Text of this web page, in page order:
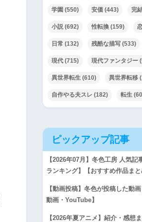
学園 (550) 安価 (443) 完
小説(692) 性転換 (159)
日常 (132) 残酷な描写 (533)
現代 (715) 現代ファンタジー
異世界転生 (610) 異世界転移
自作やる夫スレ (182) 転生
ピックアップ記事
【2026年07月】冬色工房 人気
ランキング】【おすすめ作品まと
【動画投稿】冬色が投稿した動
動画・YouTube】
【2026年夏アニメ】紹介・感想